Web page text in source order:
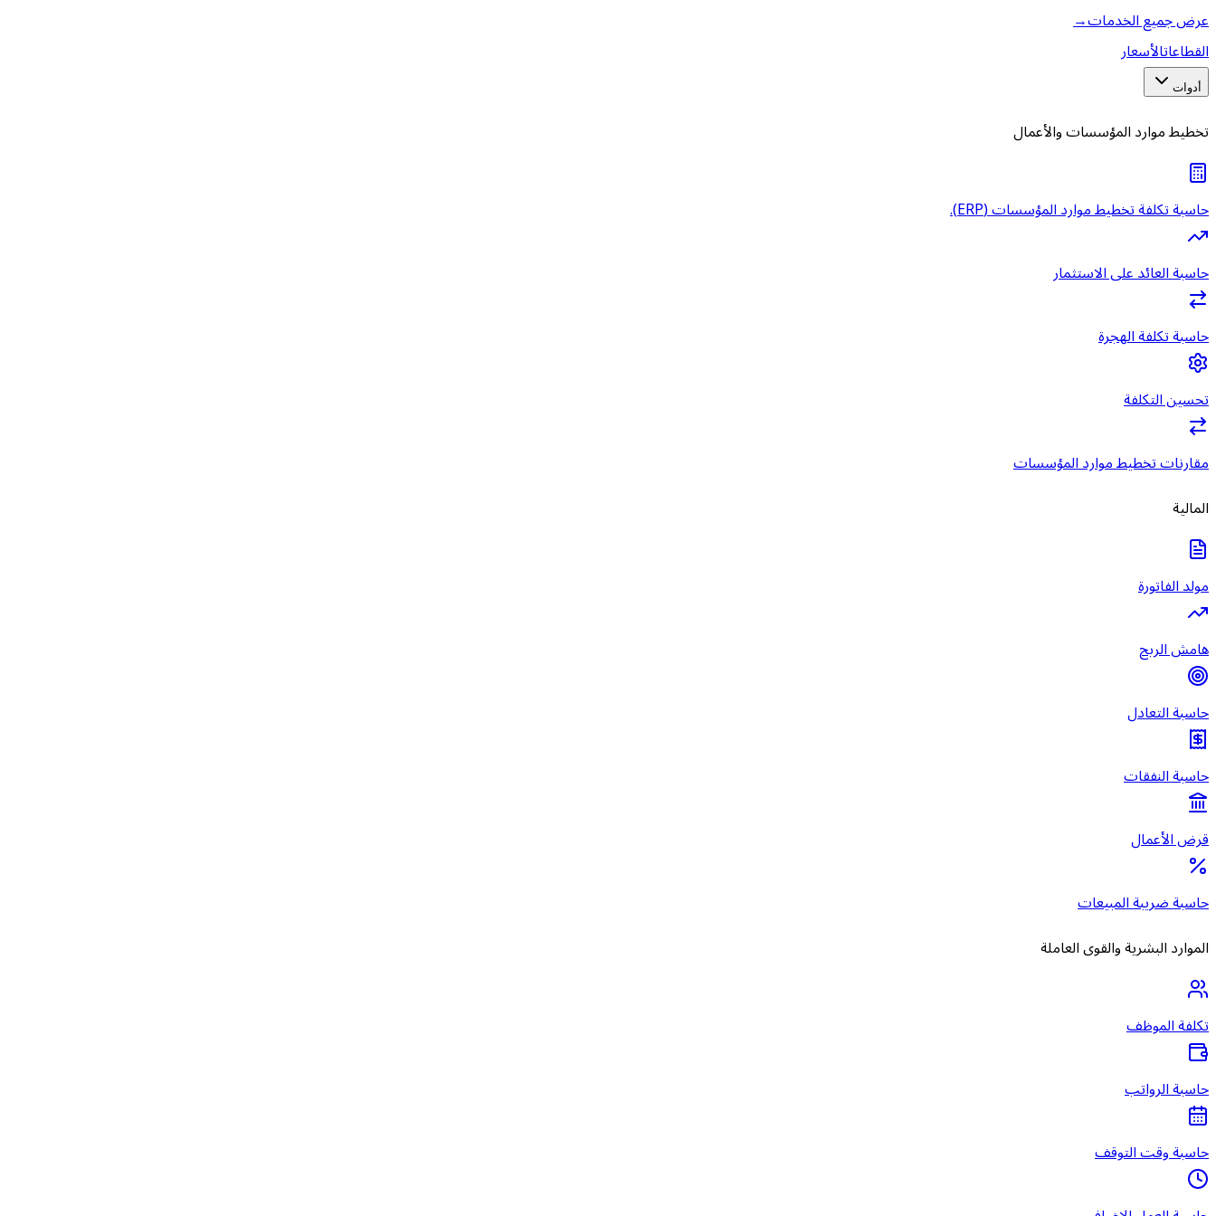
عرض جميع الخدمات→
القطاعاتالأسعار
أدوات
تخطيط موارد المؤسسات والأعمال
حاسبة تكلفة تخطيط موارد المؤسسات (ERP).
حاسبة العائد على الاستثمار
حاسبة تكلفة الهجرة
تحسين التكلفة
مقارنات تخطيط موارد المؤسسات
المالية
مولد الفاتورة
هامش الربح
حاسبة التعادل
حاسبة النفقات
قرض الأعمال
حاسبة ضريبة المبيعات
الموارد البشرية والقوى العاملة
تكلفة الموظف
حاسبة الرواتب
حاسبة وقت التوقف